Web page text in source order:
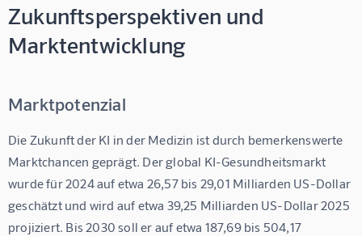
Zukunftsperspektiven und
Marktentwicklung
Marktpotenzial
Die Zukunft der KI in der Medizin ist durch bemerkenswerte
Marktchancen geprägt. Der global KI-Gesundheitsmarkt
wurde für 2024 auf etwa 26,57 bis 29,01 Milliarden US-Dollar
geschätzt und wird auf etwa 39,25 Milliarden US-Dollar 2025
projiziert. Bis 2030 soll er auf etwa 187,69 bis 504,17